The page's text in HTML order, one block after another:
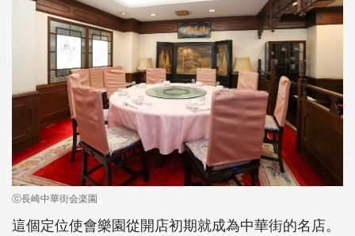
ⓒ長崎中華街会楽園
這個定位使會樂園從開店初期就成為中華街的名店。